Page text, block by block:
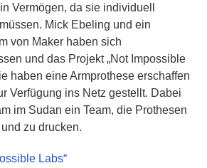
Vermögen, da sie individuell
Mick Ebeling und ein
von Maker haben sich
und das Projekt „Not Impossible
haben eine Armprothese erschaffen
Verfügung ins Netz gestellt. Dabei
im Sudan ein Team, die Prothesen
zu drucken.
Labs“